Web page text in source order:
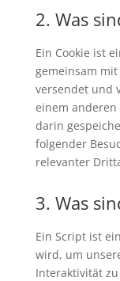
2. Was
Ein Cookie ist
gemeinsam
versendet und
einem anderen
darin
folgender
relevanter
3. Was
Ein Script ist
wird, um
Interaktivität